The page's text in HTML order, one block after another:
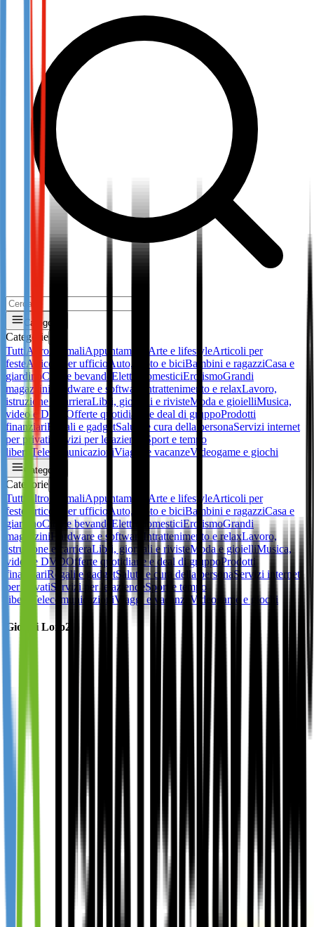
Categorie
Categorie
TuttiAltro AnimaliAppuntamenti Arte e lifestyleArticoli per
festeArticoli per ufficio Auto, moto e biciBambini e ragazziCasa e
giardinoCibo e bevande ElettrodomesticiErotismoGrandi
magazzini Hardware e software Intrattenimento e relaxLavoro,
istruzione e carrieraLibri, giornali e rivisteModa e gioielliMusica,
video e DVD
Offerte quotidiane e deal di gruppoProdotti
finanziariRegali e gadgetSalute e cura della personaServizi internet
per privati Servizi per le aziende
Sport e tempo
libero TelecomunicazioniViaggi e vacanzeVideogame e giochi
Categorie
Categorie
Tutti Altro AnimaliAppuntamenti Arte e lifestyleArticoli per
feste
Articoli per ufficio Auto, moto e biciBambini e ragazziCasa e
giardinoCibo e bevande ElettrodomesticiErotismoGrandi
magazzini Hardware e software Intrattenimento e relaxLavoro,
istruzione e carrieraLibri, giornali e rivisteModa e gioielliMusica,
video e DVDOfferte quotidiane e deal di gruppoProdotti
finanziariRegali e gadgetSalute e cura della personaServizi internet
per privatiServizi per le aziendeSport e tempo
libero
TelecomunicazioniViaggi e vacanze Videogame e giochi
Gioielli Loro2